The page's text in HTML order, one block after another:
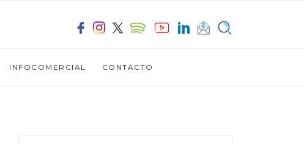
INFOCOMERCIAL CONTACTO